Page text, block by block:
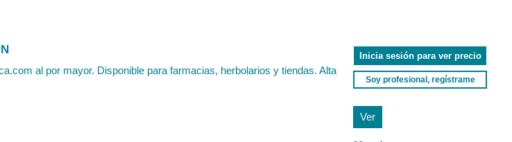
al por mayor. Disponible para farmacias, herbolarios y tiendas. Alta
Inicia sesión para ver precio
Soy profesional, regístrame
Ver